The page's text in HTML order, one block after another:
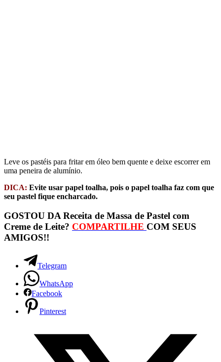
Leve os pastéis para fritar em óleo bem quente e deixe escorrer em
uma peneira de alumínio.
DICA: Evite usar papel toalha, pois o papel toalha faz com que
seu pastel fique encharcado.
GOSTOU DA Receita de Massa de Pastel com
Creme de Leite? COMPARTILHE COM SEUS
AMIGOS!!
Telegram
WhatsApp
Facebook
Pinterest